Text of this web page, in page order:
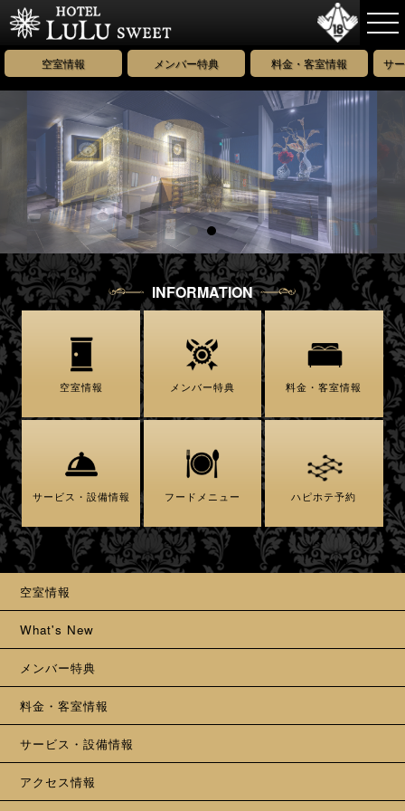
空室情報 メンバー特典 料金・客室情報 サ
INFORMATION
空室情報 メンバー特典 料金・客室情報
サービス・設備情報 フードメニュー ハピホテ予約
空室情報
What's New
メンバー特典
料金・客室情報
サービス・設備情報
アクセス情報